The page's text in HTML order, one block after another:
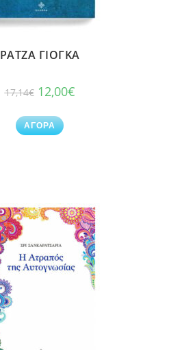
ΡΑΤΖΑ ΓΙΟΓΚΑ
17,14€ 12,00€
ΑΓΟΡΑ